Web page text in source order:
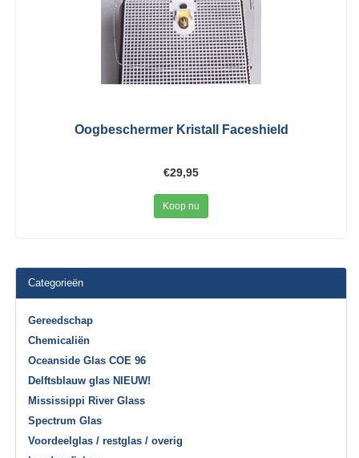
Oogbeschermer Kristall Faceshield
€29,95
Koop nu
Categorieën
Gereedschap
Chemicaliën
Oceanside Glas COE 96
Delftsblauw glas NIEUW!
Mississippi River Glass
Spectrum Glas
Voordeelglas / restglas / overig